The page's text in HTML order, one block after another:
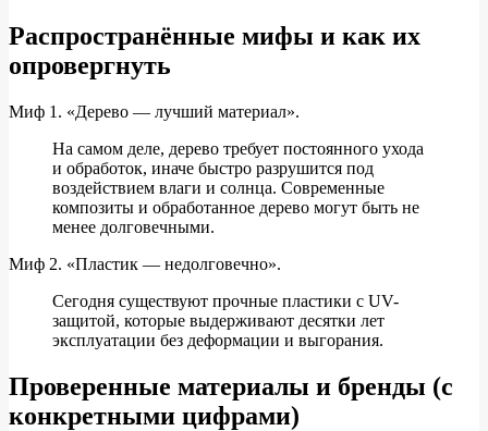
Распространённые мифы и как их
опровергнуть
Миф 1. «Дерево — лучший материал».
На самом деле, дерево требует постоянного ухода
и обработок, иначе быстро разрушится под
воздействием влаги и солнца. Современные
композиты и обработанное дерево могут быть не
менее долговечными.
Миф 2. «Пластик — недолговечно».
Сегодня существуют прочные пластики с UV-
защитой, которые выдерживают десятки лет
эксплуатации без деформации и выгорания.
Проверенные материалы и бренды (с
конкретными цифрами)